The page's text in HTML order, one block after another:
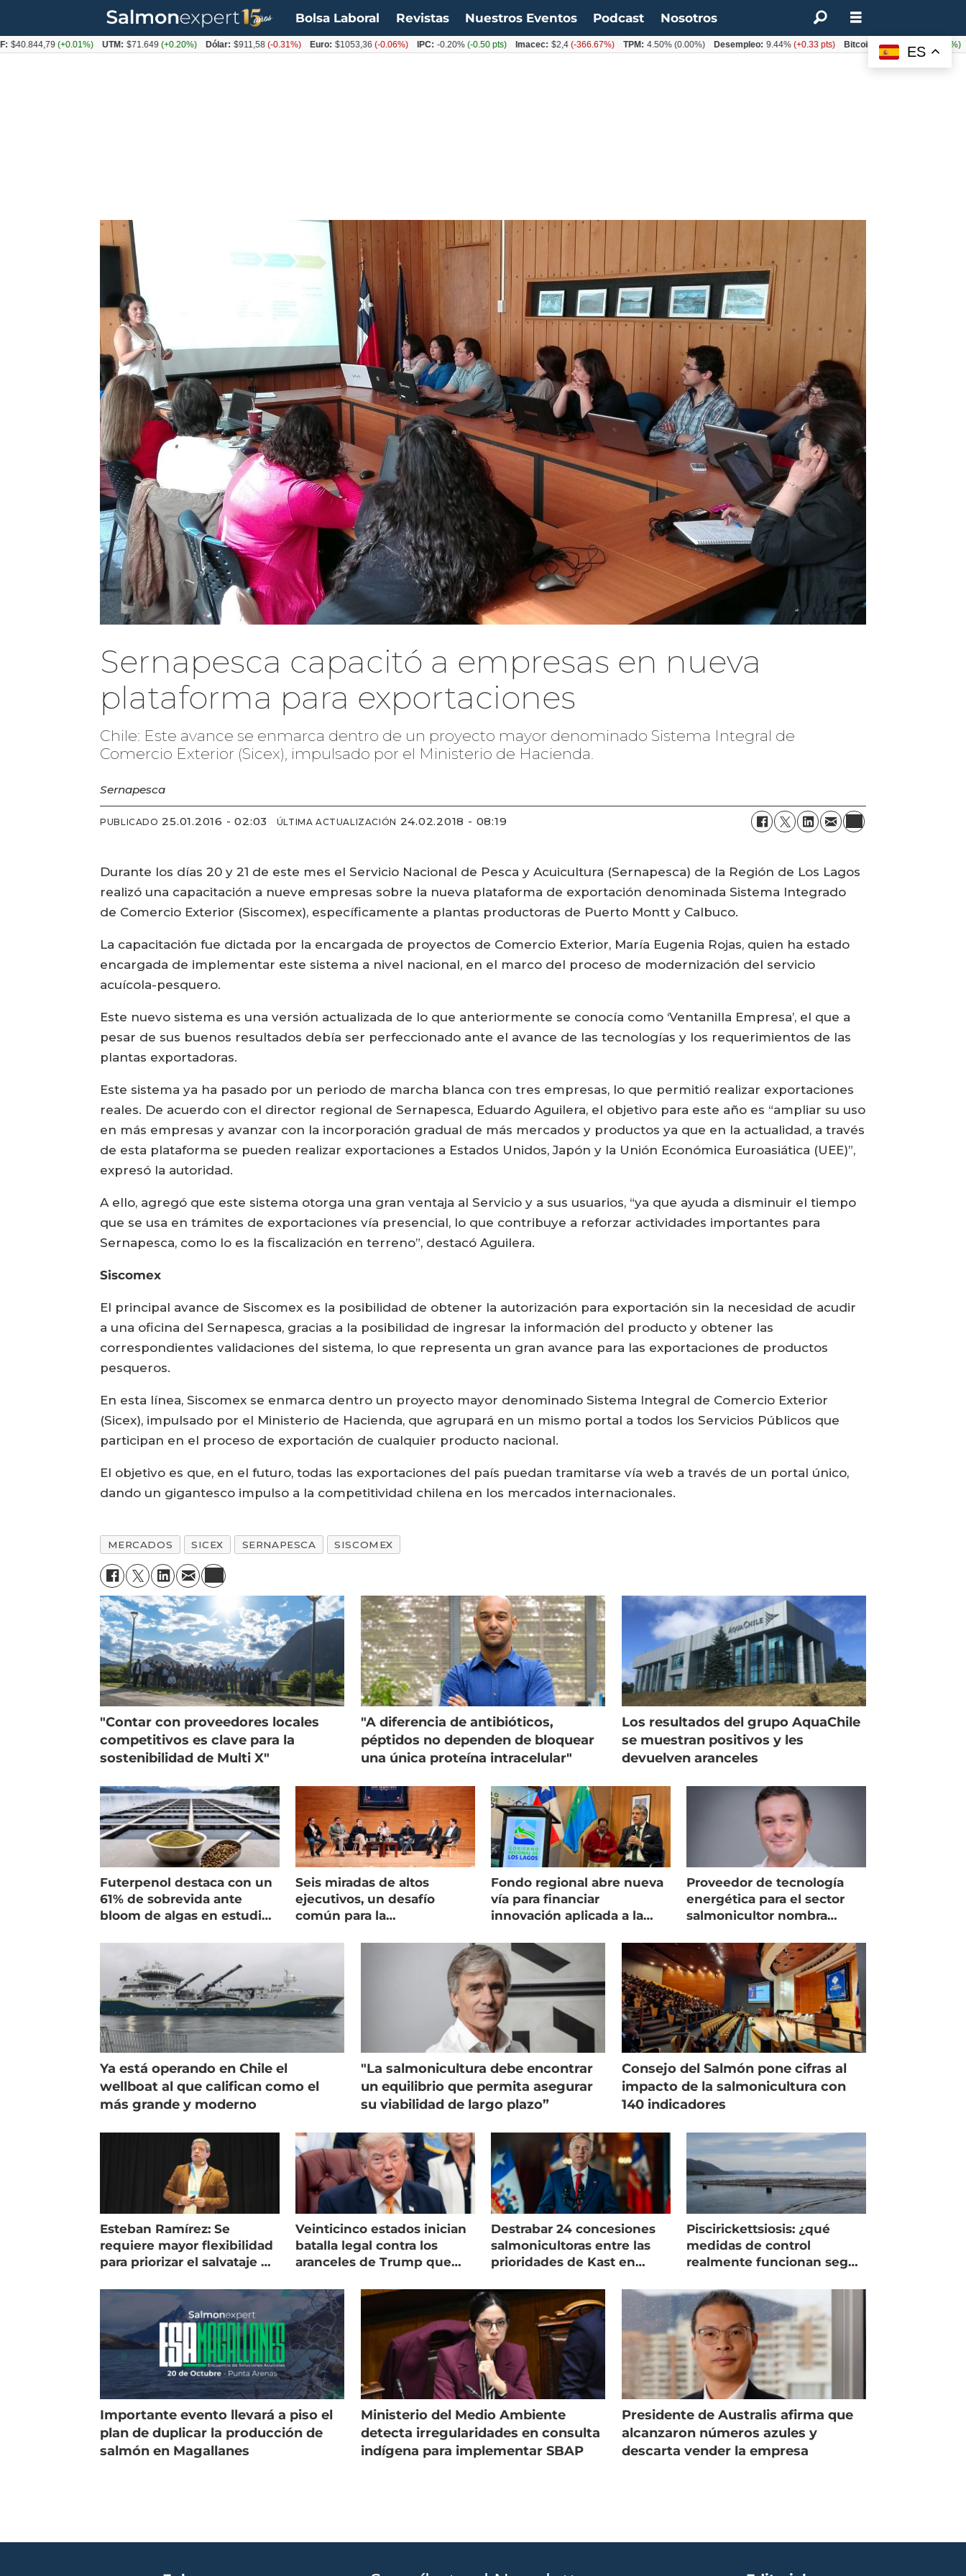
Bolsa Laboral Revistas Nuestros Eventos Podcast Nosotros
Sernapesca capacitó a empresas en nueva
plataforma para exportaciones
Chile: Este avance se enmarca dentro de un proyecto mayor denominado Sistema Integral de
Comercio Exterior (Sicex), impulsado por el Ministerio de Hacienda.
Sernapesca
PUBLICADO 25.01.2016 - 02:03 ÚLTIMA ACTUALIZACIÓN 24.02.2018 - 08:19
Durante los días 20 y 21 de este mes el Servicio Nacional de Pesca y Acuicultura (Sernapesca) de la Región de Los Lagos
realizó una capacitación a nueve empresas sobre la nueva plataforma de exportación denominada Sistema Integrado
de Comercio Exterior (Siscomex), específicamente a plantas productoras de Puerto Montt y Calbuco.
La capacitación fue dictada por la encargada de proyectos de Comercio Exterior, María Eugenia Rojas, quien ha estado
encargada de implementar este sistema a nivel nacional, en el marco del proceso de modernización del servicio
acuícola-pesquero.
Este nuevo sistema es una versión actualizada de lo que anteriormente se conocía como ‘Ventanilla Empresa’, el que a
pesar de sus buenos resultados debía ser perfeccionado ante el avance de las tecnologías y los requerimientos de las
plantas exportadoras.
Este sistema ya ha pasado por un periodo de marcha blanca con tres empresas, lo que permitió realizar exportaciones
reales. De acuerdo con el director regional de Sernapesca, Eduardo Aguilera, el objetivo para este año es “ampliar su uso
en más empresas y avanzar con la incorporación gradual de más mercados y productos ya que en la actualidad, a través
de esta plataforma se pueden realizar exportaciones a Estados Unidos, Japón y la Unión Económica Euroasiática (UEE)”,
expresó la autoridad.
A ello, agregó que este sistema otorga una gran ventaja al Servicio y a sus usuarios, “ya que ayuda a disminuir el tiempo
que se usa en trámites de exportaciones vía presencial, lo que contribuye a reforzar actividades importantes para
Sernapesca, como lo es la fiscalización en terreno”, destacó Aguilera.
Siscomex
El principal avance de Siscomex es la posibilidad de obtener la autorización para exportación sin la necesidad de acudir
a una oficina del Sernapesca, gracias a la posibilidad de ingresar la información del producto y obtener las
correspondientes validaciones del sistema, lo que representa un gran avance para las exportaciones de productos
pesqueros.
En esta línea, Siscomex se enmarca dentro un proyecto mayor denominado Sistema Integral de Comercio Exterior
(Sicex), impulsado por el Ministerio de Hacienda, que agrupará en un mismo portal a todos los Servicios Públicos que
participan en el proceso de exportación de cualquier producto nacional.
El objetivo es que, en el futuro, todas las exportaciones del país puedan tramitarse vía web a través de un portal único,
dando un gigantesco impulso a la competitividad chilena en los mercados internacionales.
MERCADOS SICEX SERNAPESCA SISCOMEX
"Contar con proveedores locales
competitivos es clave para la
sostenibilidad de Multi X"
"A diferencia de antibióticos,
péptidos no dependen de bloquear
una única proteína intracelular"
Los resultados del grupo AquaChile
se muestran positivos y les
devuelven aranceles
Futerpenol destaca con un
61% de sobrevida ante
bloom de algas en estudio
Seis miradas de altos
ejecutivos, un desafío
común para la
Fondo regional abre nueva
vía para financiar
innovación aplicada a la
Proveedor de tecnología
energética para el sector
salmonicultor nombra
Ya está operando en Chile el
wellboat al que califican como el
más grande y moderno
"La salmonicultura debe encontrar
un equilibrio que permita asegurar
su viabilidad de largo plazo”
Consejo del Salmón pone cifras al
impacto de la salmonicultura con
140 indicadores
Esteban Ramírez: Se
requiere mayor flexibilidad
para priorizar el salvataje de
Veinticinco estados inician
batalla legal contra los
aranceles de Trump que
Destrabar 24 concesiones
salmonicultoras entre las
prioridades de Kast en
Piscirickettsiosis: ¿qué
medidas de control
realmente funcionan según
Importante evento llevará a piso el
plan de duplicar la producción de
salmón en Magallanes
Ministerio del Medio Ambiente
detecta irregularidades en consulta
indígena para implementar SBAP
Presidente de Australis afirma que
alcanzaron números azules y
descarta vender la empresa
ES
(+0.01%) UTM: $71.649(+0.20%) Dólar: $911,58(-0.31%) Euro: $1053,36(-0.06%) IPC: -0.20%(-0.50 pts) Imacec: $2,4(-366.67%) TPM: 4.50% (0.00%) Desempleo: 9.44% (+0.33 pts) Bitcoin: $64.600,08(+2.93%) UF: